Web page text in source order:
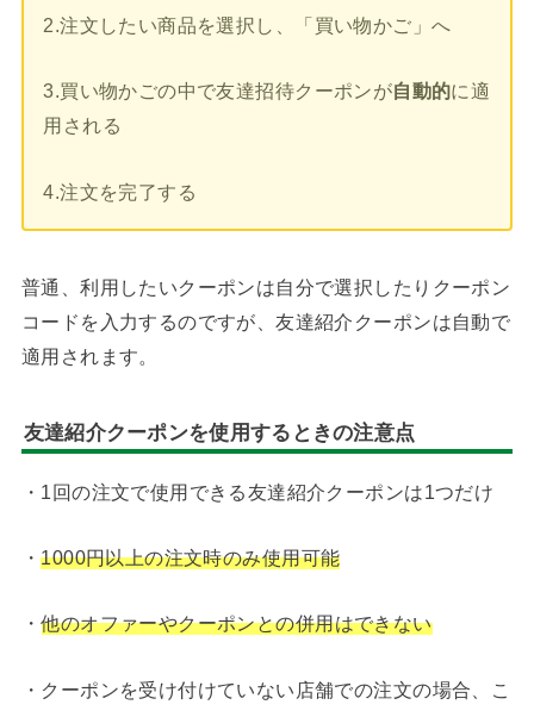
2.注文したい商品を選択し、「買い物かご」へ
3.買い物かごの中で友達招待クーポンが自動的に適
用される
4.注文を完了する
普通、利用したいクーポンは自分で選択したりクーポン
コードを入力するのですが、友達紹介クーポンは自動で
適用されます。
友達紹介クーポンを使用するときの注意点
・1回の注文で使用できる友達紹介クーポンは1つだけ
・1000円以上の注文時のみ使用可能
・他のオファーやクーポンとの併用はできない
・クーポンを受け付けていない店舗での注文の場合、こ